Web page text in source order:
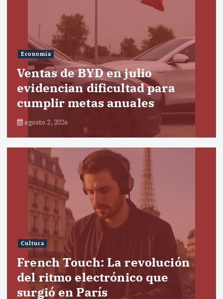
Economía
Ventas de BYD en julio
evidencian dificultad para
cumplir metas anuales
agosto 2, 2026
Cultura
French Touch: La revolución
del ritmo electrónico que
surgió en París